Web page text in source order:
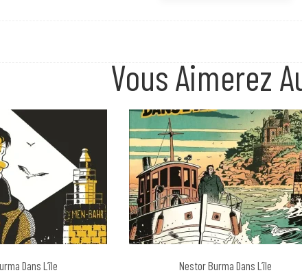
Vous Aimerez
Dans L’île Nestor Burma Dans L’île